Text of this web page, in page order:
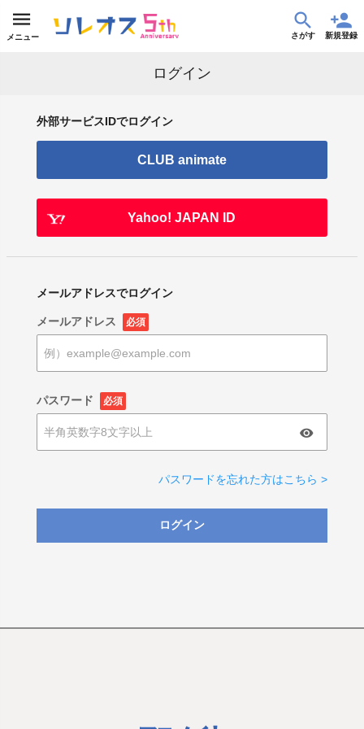
メニュー さがす 新規登録
ログイン
外部サービスIDでログイン
CLUB animate
Yahoo! JAPAN ID
メールアドレスでログイン
メールアドレス 必須
パスワード 必須
パスワードを忘れた方はこちら >
ログイン